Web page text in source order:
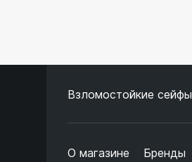
Взломостойкие сейфы
О магазине Бренды